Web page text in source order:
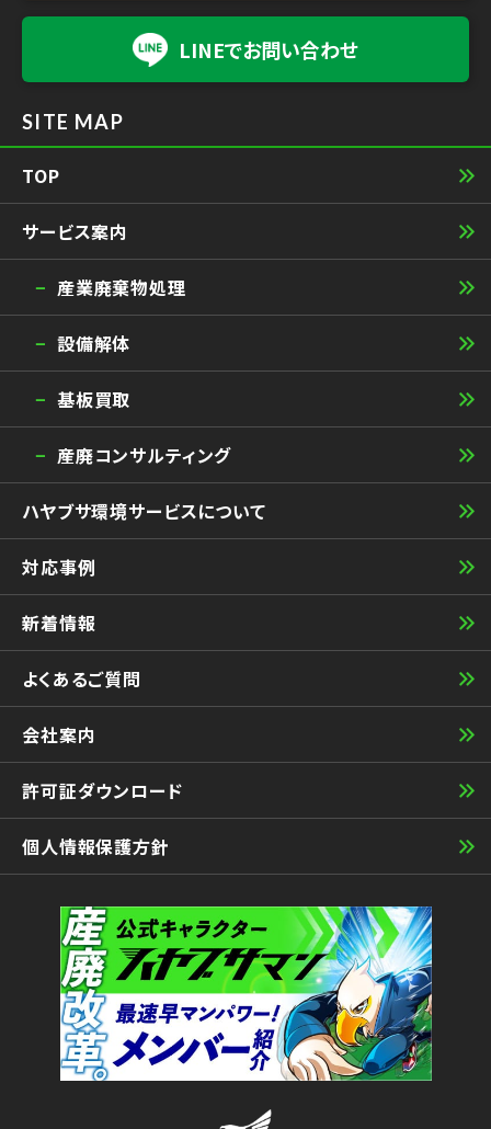
LINEでお問い合わせ
SITE MAP
TOP
サービス案内
産業廃棄物処理
設備解体
基板買取
産廃コンサルティング
ハヤブサ環境サービスについて
対応事例
新着情報
よくあるご質問
会社案内
許可証ダウンロード
個人情報保護方針